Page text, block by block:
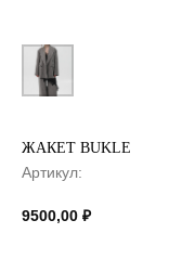
ЖАКЕТ BUKLE
Артикул:
9500,00 ₽